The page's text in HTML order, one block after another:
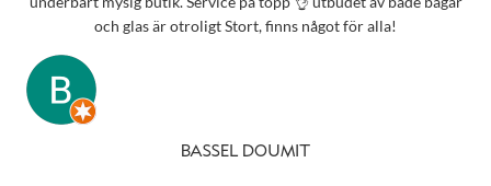
och glas är otroligt Stort, finns något för alla!
BASSEL DOUMIT